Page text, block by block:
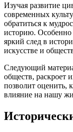
Изучая развитие
современных
обратиться к
историю. Особенно
яркий след в
искусстве и
Следующий
обществ, раскроет
позволит оценить,
влияние на нашу